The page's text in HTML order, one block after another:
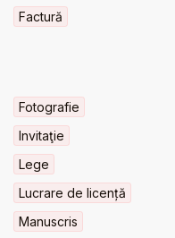
Factură
Fotografie
Invitaţie
Lege
Lucrare de licență
Manuscris